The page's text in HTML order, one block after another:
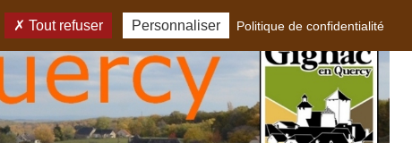
Tout refuser Personnaliser Politique de confidentialité